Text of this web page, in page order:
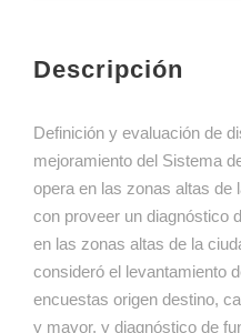
Descripción
Definición y evaluación de
mejoramiento del Sistema
opera en las zonas altas de
con proveer un diagnóstico
en las zonas altas de la
consideró el levantamiento
encuestas origen destino,
y mayor, y diagnóstico de